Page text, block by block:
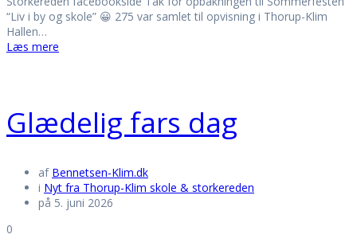
“Liv i by og skole” 😀 275 var samlet til opvisning i Thorup-Klim
Hallen…
Læs mere
Glædelig fars dag
af Bennetsen-Klim.dk
i Nyt fra Thorup-Klim skole & storkereden
på 5. juni 2026
0